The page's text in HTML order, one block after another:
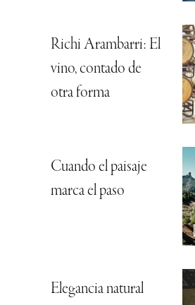
Richi Arambarri: El
vino, contado de
otra forma
Cuando el paisaje
marca el paso
Elegancia natural